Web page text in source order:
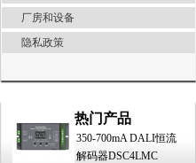
厂房和设备
隐私政策
热门产品
350-700mA DALI恒流
解码器DSC4LMC